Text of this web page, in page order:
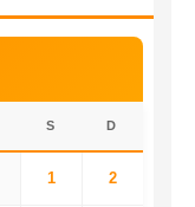
S D
1 2